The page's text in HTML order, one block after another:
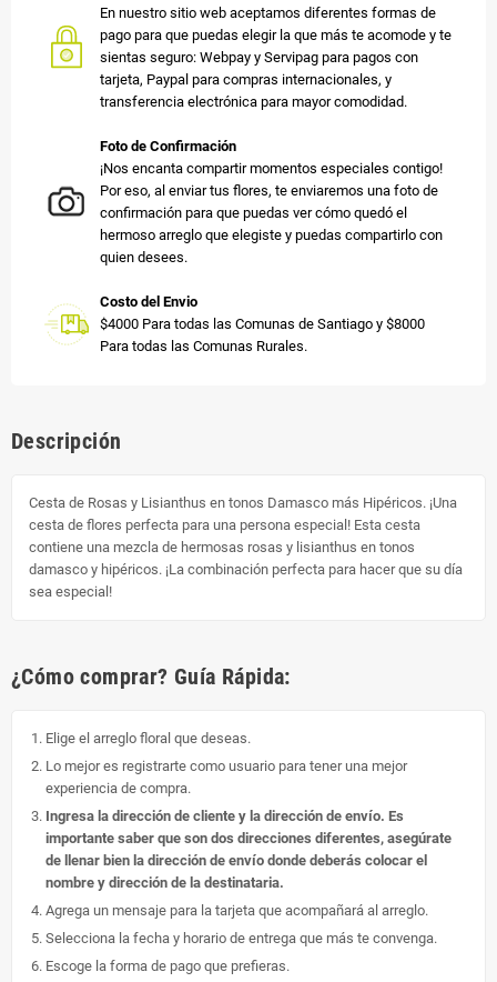
En nuestro sitio web aceptamos diferentes formas de
pago para que puedas elegir la que más te acomode y te
sientas seguro: Webpay y Servipag para pagos con
tarjeta, Paypal para compras internacionales, y
transferencia electrónica para mayor comodidad.
Foto de Confirmación
¡Nos encanta compartir momentos especiales contigo!
Por eso, al enviar tus flores, te enviaremos una foto de
confirmación para que puedas ver cómo quedó el
hermoso arreglo que elegiste y puedas compartirlo con
quien desees.
Costo del Envio
$4000 Para todas las Comunas de Santiago y $8000
Para todas las Comunas Rurales.
Descripción
Cesta de Rosas y Lisianthus en tonos Damasco más Hipéricos. ¡Una
cesta de flores perfecta para una persona especial! Esta cesta
contiene una mezcla de hermosas rosas y lisianthus en tonos
damasco y hipéricos. ¡La combinación perfecta para hacer que su día
sea especial!
¿Cómo comprar? Guía Rápida:
Elige el arreglo floral que deseas.
Lo mejor es registrarte como usuario para tener una mejor
experiencia de compra.
Ingresa la dirección de cliente y la dirección de envío. Es
importante saber que son dos direcciones diferentes, asegúrate
de llenar bien la dirección de envío donde deberás colocar el
nombre y dirección de la destinataria.
Agrega un mensaje para la tarjeta que acompañará al arreglo.
Selecciona la fecha y horario de entrega que más te convenga.
Escoge la forma de pago que prefieras.